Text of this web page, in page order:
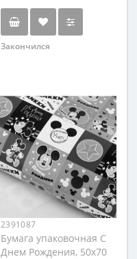
Закончился
2391087
Бумага упаковочная С
Днем Рождения, 50х70